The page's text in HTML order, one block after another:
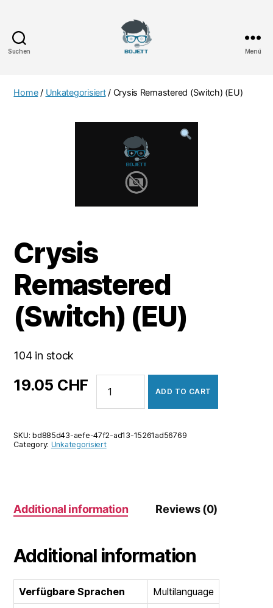
Suchen Menü
Home/ Unkategorisiert/ Crysis Remastered (Switch) (EU)
Crysis
Remastered
(Switch) (EU)
104 in stock
19.05 CHF
Remastered
(Switch)
quantity
ADD TO CART
SKU:bd885d43-aefe-47f2-ad13-15261ad56769
Category: Unkategorisiert
Additional information Reviews (0)
Additional information
Verfügbare Sprachen
Multilanguage